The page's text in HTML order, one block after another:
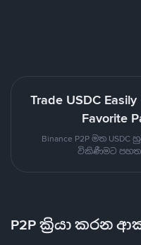
Trade USDC
Favorite
Binance P2P මත
විකිණීමට පහත
P2P ක්‍රියා කරන